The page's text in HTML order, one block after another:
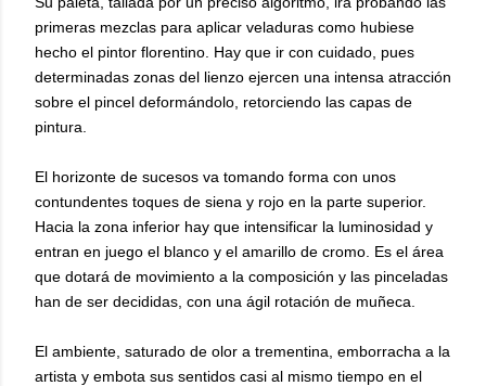
primeras mezclas para aplicar veladuras como hubiese
hecho el pintor florentino. Hay que ir con cuidado, pues
determinadas zonas del lienzo ejercen una intensa atracción
sobre el pincel deformándolo, retorciendo las capas de
pintura.
El horizonte de sucesos va tomando forma con unos
contundentes toques de siena y rojo en la parte superior.
Hacia la zona inferior hay que intensificar la luminosidad y
entran en juego el blanco y el amarillo de cromo. Es el área
que dotará de movimiento a la composición y las pinceladas
han de ser decididas, con una ágil rotación de muñeca.
El ambiente, saturado de olor a trementina, emborracha a la
artista y embota sus sentidos casi al mismo tiempo en el